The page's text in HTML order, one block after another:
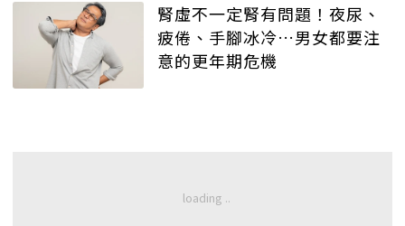
腎虛不一定腎有問題！夜尿、
疲倦、手腳冰冷…男女都要注
意的更年期危機